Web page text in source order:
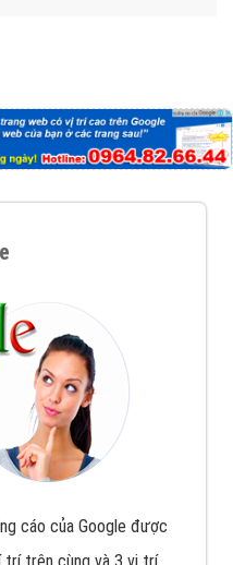
cáo của Google được